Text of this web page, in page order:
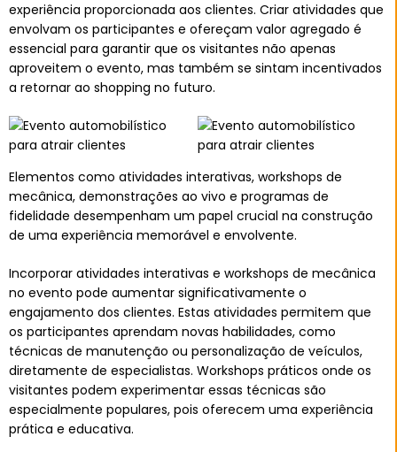
experiência proporcionada aos clientes. Criar atividades que
envolvam os participantes e ofereçam valor agregado é
essencial para garantir que os visitantes não apenas
aproveitem o evento, mas também se sintam incentivados
a retornar ao shopping no futuro.
Elementos como atividades interativas, workshops de
mecânica, demonstrações ao vivo e programas de
fidelidade desempenham um papel crucial na construção
de uma experiência memorável e envolvente.
Incorporar atividades interativas e workshops de mecânica
no evento pode aumentar significativamente o
engajamento dos clientes. Estas atividades permitem que
os participantes aprendam novas habilidades, como
técnicas de manutenção ou personalização de veículos,
diretamente de especialistas. Workshops práticos onde os
visitantes podem experimentar essas técnicas são
especialmente populares, pois oferecem uma experiência
prática e educativa.